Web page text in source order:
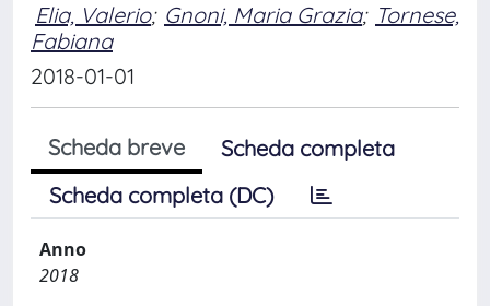
Elia, Valerio; Gnoni, Maria Grazia; Tornese,
Fabiana
2018-01-01
Scheda breve
Scheda completa
Scheda completa (DC)
Anno
2018